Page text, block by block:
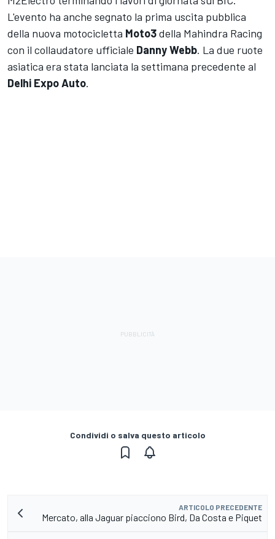
L'evento ha anche segnato la prima uscita pubblica
della nuova motocicletta Moto3della Mahindra Racing
con il collaudatore ufficiale Danny Webb. La due ruote
asiatica era stata lanciata la settimana precedente al
Delhi Expo Auto.
Condividi o salva questo articolo
ARTICOLO PRECEDENTE
Mercato, alla Jaguar piacciono Bird, Da Costa e Piquet